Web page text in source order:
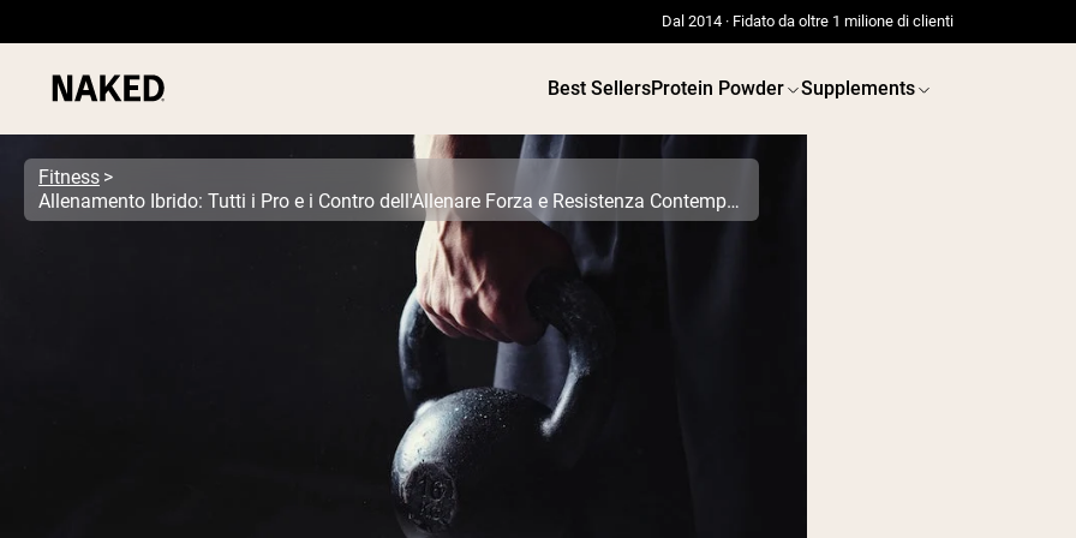
Dal 2014 · Fidato da oltre 1 milione di clienti
Best SellersProtein Powder Supplements
PROTEIN POWDERS
Proteina di piselli
Proteine del Siero di
Fitness
Allenamento Ibrido: Tutti i Pro e i Contro dell'Allenare Forza e Resistenza Contemporaneamente